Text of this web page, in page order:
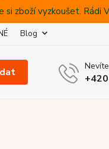
zboží vyzkoušet. Rádi
Blog